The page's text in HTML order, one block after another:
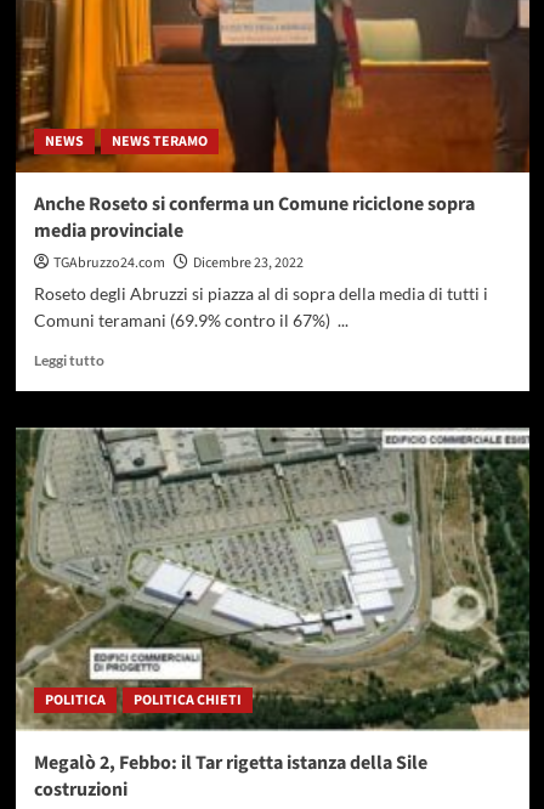
prodotti
ittici
NEWS NEWS TERAMO
Anche Roseto si conferma un Comune riciclone sopra
media provinciale
TGAbruzzo24.com
Dicembre 23, 2022
Roseto degli Abruzzi si piazza al di sopra della media di tutti i
Comuni teramani (69.9% contro il 67%) ...
Leggi tuttoLeggi
su
Anche
Roseto
si
conferma
un
Comune
riciclone
sopra
media
provinciale
POLITICA POLITICA CHIETI
Megalò 2, Febbo: il Tar rigetta istanza della Sile
costruzioni